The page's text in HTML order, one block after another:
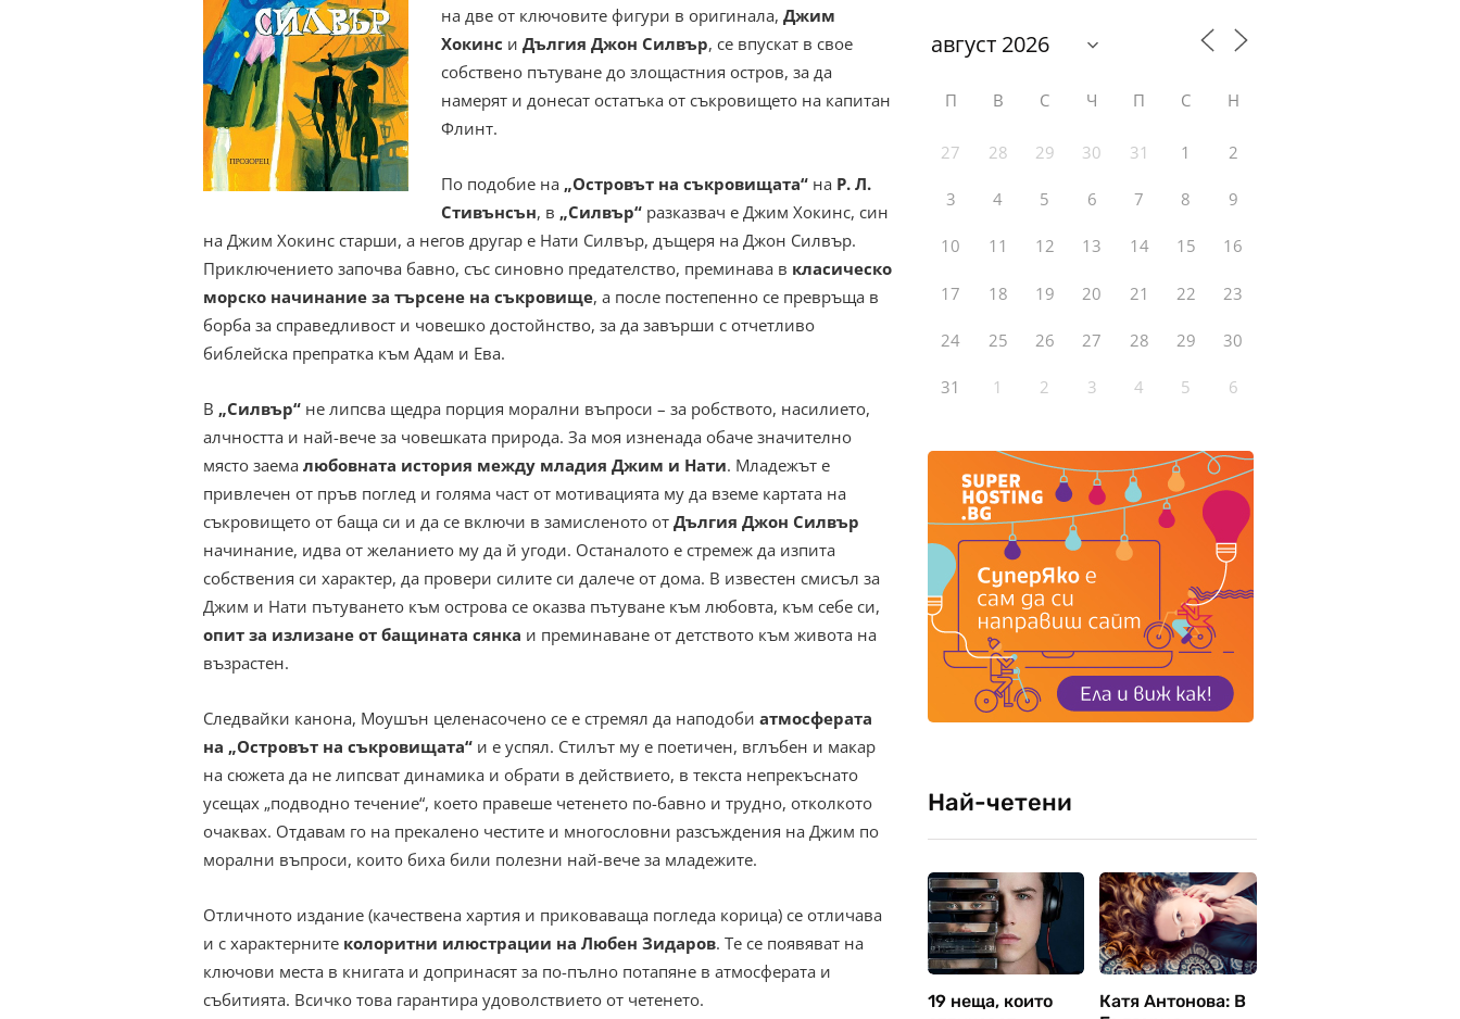
на две от ключовите фигури в оригинала, Джим
Хокинс и Дългия Джон Силвър, се впускат в свое
собствено пътуване до злощастния остров, за да
намерят и донесат остатъка от съкровището на капитан
Флинт.
По подобие на „Островът на съкровищата“ на Р. Л.
Стивънсън, в „Силвър“ разказвач е Джим Хокинс, син
на Джим Хокинс старши, а негов другар е Нати Силвър, дъщеря на Джон Силвър.
Приключението започва бавно, със синовно предателство, преминава в класическо
морско начинание за търсене на съкровище, а после постепенно се превръща в
борба за справедливост и човешко достойнство, за да завърши с отчетливо
библейска препратка към Адам и Ева.
В „Силвър“ не липсва щедра порция морални въпроси – за робството, насилието,
алчността и най-вече за човешката природа. За моя изненада обаче значително
място заема любовната история между младия Джим и Нати. Младежът е
привлечен от пръв поглед и голяма част от мотивацията му да вземе картата на
съкровището от баща си и да се включи в замисленото от Дългия Джон Силвър
начинание, идва от желанието му да й угоди. Останалото е стремеж да изпита
собствения си характер, да провери силите си далече от дома. В известен смисъл за
Джим и Нати пътуването към острова се оказва пътуване към любовта, към себе си,
опит за излизане от бащината сянка и преминаване от детството към живота на
възрастен.
Следвайки канона, Моушън целенасочено се е стремял да наподоби атмосферата
на „Островът на съкровищата“ и е успял. Стилът му е поетичен, вглъбен и макар
на сюжета да не липсват динамика и обрати в действието, в текста непрекъснато
усещах „подводно течение“, което правеше четенето по-бавно и трудно, отколкото
очаквах. Отдавам го на прекалено честите и многословни разсъждения на Джим по
морални въпроси, които биха били полезни най-вече за младежите.
Отличното издание (качествена хартия и приковаваща погледа корица) се отличава
и с характерните колоритни илюстрации на Любен Зидаров. Те се появяват на
ключови места в книгата и допринасят за по-пълно потапяне в атмосферата и
събитията. Всичко това гарантира удоволствието от четенето.
П В С Ч П С Н
27 28 29 30 31 1 2
3 4 5 6 7 8 9
10 11 12 13 14 15 16
17 18 19 20 21 22 23
24 25 26 27 28 29 30
31 1 2 3 4 5 6
Най-четени
19 неща, които
Катя Антонова: В